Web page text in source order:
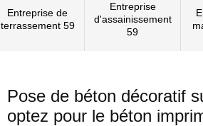
Entreprise de
terrassement 59
Entreprise
d'assainissement
59
Pose de béton décoratif
optez pour le béton